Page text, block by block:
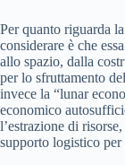
Per quanto riguarda
considerare è che
allo spazio, dalla
per lo sfruttamento
invece la “lunar
economico
l’estrazione di
supporto logistico